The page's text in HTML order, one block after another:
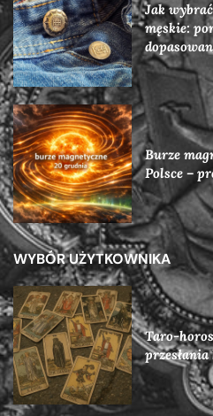
Jak
męskie:
Burze
Polsce –
WYBÓR UŻYTKOWNIKA
Taro-